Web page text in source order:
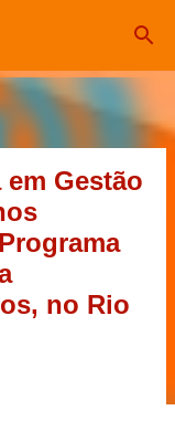
Gestão
no Rio